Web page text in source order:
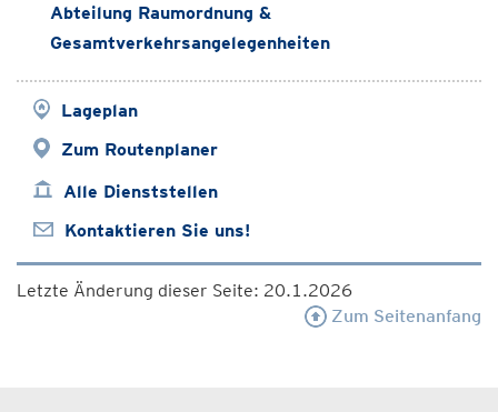
Abteilung Raumordnung &
Gesamtverkehrsangelegenheiten
Lageplan
Zum Routenplaner
Alle Dienststellen
Kontaktieren Sie uns!
Letzte Änderung dieser Seite: 20.1.2026
Zum Seitenanfang